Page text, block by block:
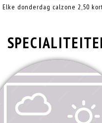
Elke donderdag calzone 2,50